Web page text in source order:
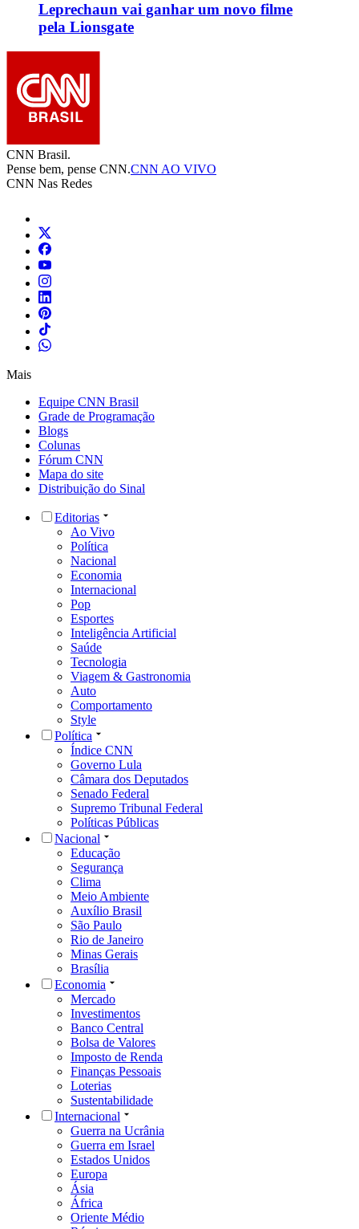
Leprechaun vai ganhar um novo filme
pela Lionsgate
CNN Brasil.
Pense bem, pense CNN.CNN AO VIVO
CNN Nas Redes
Mais
Equipe CNN Brasil
Grade de Programação
Blogs
Colunas
Fórum CNN
Mapa do site
Distribuição do Sinal
Editorias
Ao Vivo
Política
Nacional
Economia
Internacional
Pop
Esportes
Inteligência Artificial
Saúde
Tecnologia
Viagem & Gastronomia
Auto
Comportamento
Style
Política
Índice CNN
Governo Lula
Câmara dos Deputados
Senado Federal
Supremo Tribunal Federal
Políticas Públicas
Nacional
Educação
Segurança
Clima
Meio Ambiente
Auxílio Brasil
São Paulo
Rio de Janeiro
Minas Gerais
Brasília
Economia
Mercado
Investimentos
Banco Central
Bolsa de Valores
Imposto de Renda
Finanças Pessoais
Loterias
Sustentabilidade
Internacional
Guerra na Ucrânia
Guerra em Israel
Estados Unidos
Europa
Ásia
África
Oriente Médio